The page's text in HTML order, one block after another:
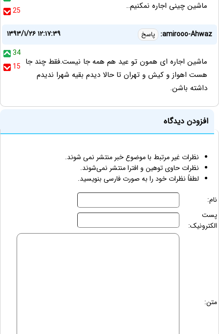
25
ماشین چینی اجاره نمکنیم..
amirooo-Ahwaz: پاسخ
۱۳۹۳/۱/۲۶ ۱۲:۱۷:۳۹
34
15 ماشین اجاره ای همون تو عید هم همه جا نیست.فقط چند جا
هست اهواز و کیش و تهران تا حالا دیدم بقیه شهرا ندیدم
داشته باشن.
افزودن دیدگاه
نظرات غیر مرتبط با موضوع خبر منتشر نمی شوند.
نظرات حاوی توهین و افترا منتشر نمی‌شوند.
لطفاً نظرات خود را به صورت فارسی بنویسید.
نام:
پست
الکترونیک:
متن: